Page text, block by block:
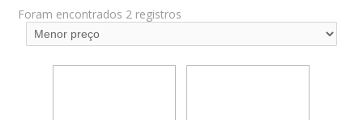
Foram encontrados 2 registros